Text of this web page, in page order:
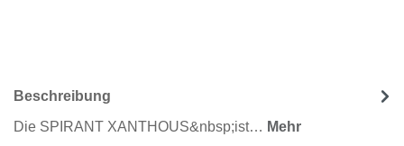
Beschreibung
Die SPIRANT XANTHOUS&nbsp;ist… Mehr